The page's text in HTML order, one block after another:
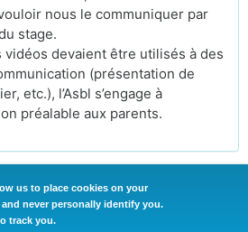
nous le communiquer par
stage.
vidéos devaient être utilisés à des
(présentation de
etc.), l’Asbl s’engage à
préalable aux parents.
CONTINUER
us to place cookies on your
never personally identify you.
track you.